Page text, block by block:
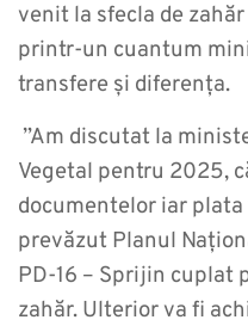
venit la sfecla de
printr-un cuantum
transfere și diferența.
”Am discutat la
Vegetal pentru 2025,
documentelor iar
prevăzut Planul
PD-16 – Sprijin cuplat
zahăr. Ulterior va fi